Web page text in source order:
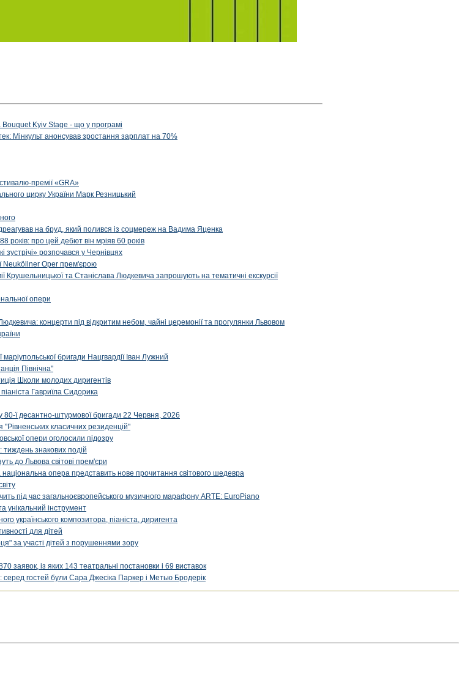
Bouquet Kyiv Stage - що у програмі
Мінкульт анонсував зростання зарплат на 70%
премії «GRA»
цирку України Марк Резницький
на бруд, який полився із соцмереж на Вадима Яценка
років: про цей дебют він мріяв 60 років
розпочався у Чернівцях
Neuköllner Oper прем'єрою
Крушельницької та Станіслава Людкевича запрошують на тематичні екскурсії
опери
концерти під відкритим небом, чайні церемонії та прогулянки Львовом
бригади Нацгвардії Іван Лужний
Північна"
Школи молодих диригентів
Гавриїла Сидорика
80-ї десантно-штурмової бригади 22 Червня, 2026
класичних резиденцій"
опери оголосили підозру
знакових подій
до Львова світові прем'єри
опера представить нове прочитання світового шедевра
під час загальноєвропейського музичного марафону ARTE: EuroPiano
унікальний інструмент
українського композитора, піаніста, диригента
для дітей
за участі дітей з порушеннями зору
із яких 143 театральні постановки і 69 виставок
серед гостей були Сара Джесіка Паркер і Метью Бродерік